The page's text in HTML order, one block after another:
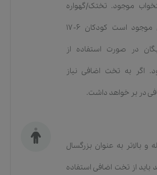
موجود. تختک/گهواره
بچه درخواستی موجود است کودکان ۶-۱۷
در صورت استفاده از
اگر به تخت اضافی نیاز
در بر خواهد داشت.
۱۸ ساله و بالاتر به عنوان بزرگسال
از تخت اضافی استفاده